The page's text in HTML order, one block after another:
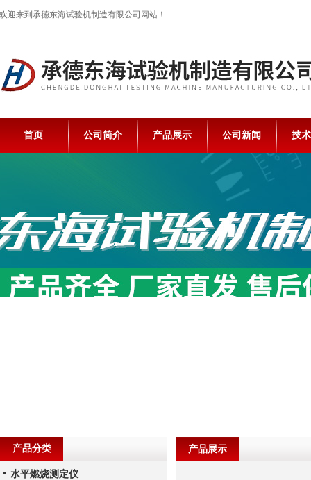
欢迎来到承德东海试验机制造有限公司网站！
首页 公司简介 产品展示 公司新闻 技
产品展示
产品分类
水平燃烧测定仪